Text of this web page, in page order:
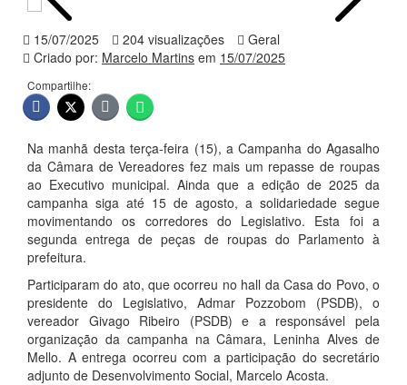
15/07/2025 204 visualizações
Geral
Criado por: Marcelo Martins em 15/07/2025
Compartilhe:
Na manhã desta terça-feira (15), a Campanha do Agasalho
da Câmara de Vereadores fez mais um repasse de roupas
ao Executivo municipal. Ainda que a edição de 2025 da
campanha siga até 15 de agosto, a solidariedade segue
movimentando os corredores do Legislativo. Esta foi a
segunda entrega de peças de roupas do Parlamento à
prefeitura.
Participaram do ato, que ocorreu no hall da Casa do Povo, o
presidente do Legislativo, Admar Pozzobom (PSDB), o
vereador Givago Ribeiro (PSDB) e a responsável pela
organização da campanha na Câmara, Leninha Alves de
Mello. A entrega ocorreu com a participação do secretário
adjunto de Desenvolvimento Social, Marcelo Acosta.